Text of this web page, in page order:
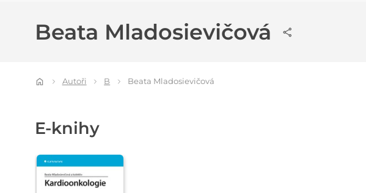
Beata Mladosievičová
Autoři B Beata Mladosievičová
E-knihy